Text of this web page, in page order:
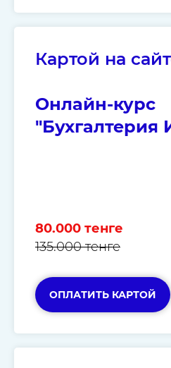
Картой на
Онлайн-курс
"Бухгалтерия
80.000 тенге
135.000 тенге
ОПЛАТИТЬ КАРТОЙ